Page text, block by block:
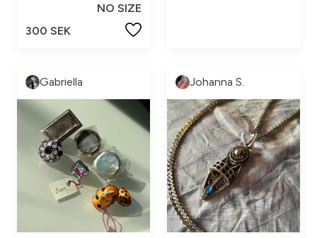
NO SIZE
300 SEK
Gabriella Johanna S.